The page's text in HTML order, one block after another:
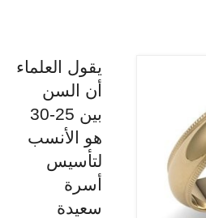
يقول العلماء
أن السن
بين 25-30
هو الأنسب
لتأسيس
أسرة
سعيدة